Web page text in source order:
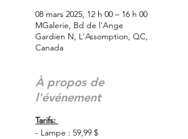
08 mars 2025, 12 h 00 – 16 h 00
MGalerie, Bd de l'Ange
Gardien N, L'Assomption, QC,
Canada
À propos de
l'événement
Tarifs:
- Lampe : 59,99 $